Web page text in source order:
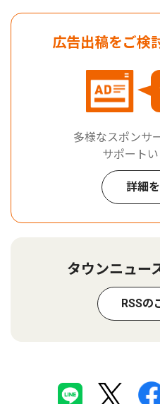
広告出稿をご検
多様なスポンサ
サポートい
詳細
タウンニュー
RSSの